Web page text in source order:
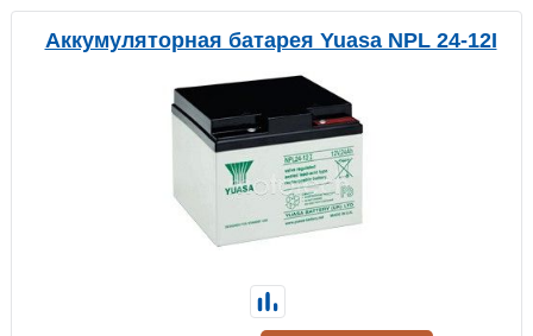
Аккумуляторная батарея Yuasa NPL 24-12I